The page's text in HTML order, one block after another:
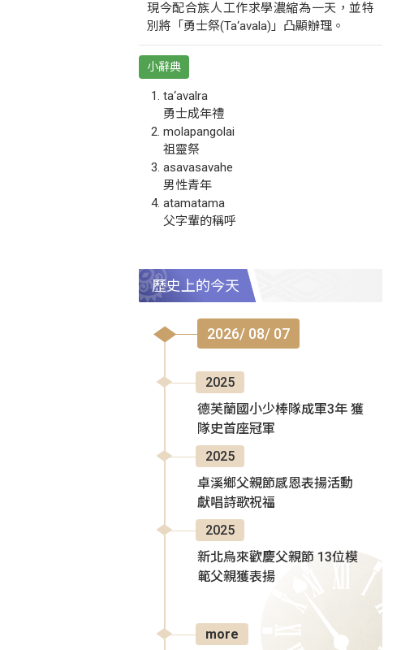
現今配合族人工作求學濃縮為一天，並特
別將「勇士祭(Ta‘avala)」凸顯辦理。
小辭典
ta‘avalra
勇士成年禮
molapangolai
祖靈祭
asavasavahe
男性青年
atamatama
父字輩的稱呼
歷史上的今天
2026/ 08/ 07
2025
德芙蘭國小少棒隊成軍3年 獲
隊史首座冠軍
2025
卓溪鄉父親節感恩表揚活動
獻唱詩歌祝福
2025
新北烏來歡慶父親節 13位模
範父親獲表揚
more